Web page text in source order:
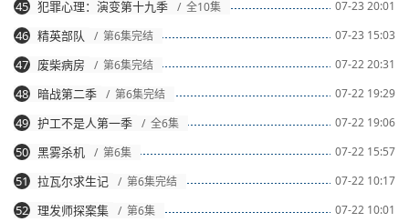
07-23 20:01
45 犯罪心理：演变第十九季 / 全10集
07-23 15:03
46 精英部队
/ 第6集完结
07-22 20:31
47 废柴病房
/ 第6集完结
07-22 19:29
48 暗战第二季 / 第6集完结
07-22 19:06
49 护工不是人第一季 / 全6集
07-22 15:57
50 黑雾杀机 / 第6集
07-22 10:17
51 拉瓦尔求生记 / 第6集完结
07-22 10:01
52 理发师探案集 / 第6集